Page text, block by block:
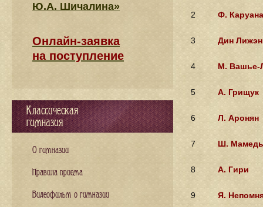
2 Ф. Каруана
3 Дин
4 М. Вашье-
5 А. Грищук
6 Л. Аронян
7 Ш.
8 А. Гири
9 Я.
Ю.А. Шичалина»
Онлайн-заявка
на поступление
Классическая
гимназия
О гимназии
Правила приема
Видеофильм о гимназии